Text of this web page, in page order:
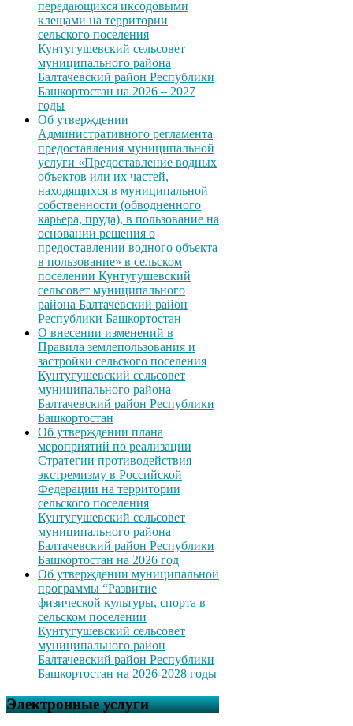
передающихся иксодовыми
клещами на территории
сельского поселения
Кунтугушевский сельсовет
муниципального района
Балтачевский район Республики
Башкортостан на 2026 – 2027
годы
Об утверждении
Административного регламента
предоставления муниципальной
услуги «Предоставление водных
объектов или их частей,
находящихся в муниципальной
собственности (обводненного
карьера, пруда), в пользование на
основании решения о
предоставлении водного объекта
в пользование» в сельском
поселении Кунтугушевский
сельсовет муниципального
района Балтачевский район
Республики Башкортостан
О внесении изменений в
Правила землепользования и
застройки сельского поселения
Кунтугушевский сельсовет
муниципального района
Балтачевский район Республики
Башкортостан
Об утверждении плана
мероприятий по реализации
Стратегии противодействия
экстремизму в Российской
Федерации на территории
сельского поселения
Кунтугушевский сельсовет
муниципального района
Балтачевский район Республики
Башкортостан на 2026 год
Об утверждении муниципальной
программы “Развитие
физической культуры, спорта в
сельском поселении
Кунтугушевский сельсовет
муниципального район
Балтачевский район Республики
Башкортостан на 2026-2028 годы
Электронные услуги